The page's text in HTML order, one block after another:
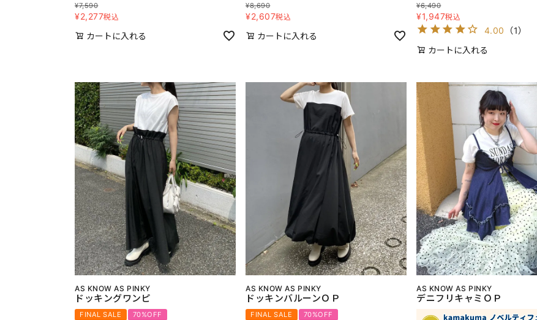
¥7,590
¥2,277税込
カートに入れる
¥8,690
¥2,607税込
カートに入れる
¥6,490
¥1,947税込
4.00 （1）
カートに入れる
AS KNOW AS PINKY
ドッキングワンピ
FINAL SALE
70%OFF
AS KNOW AS PINKY
ドッキンバルーンＯＰ
FINAL SALE
70%OFF
AS KNOW AS PINKY
デニフリキャミＯＰ